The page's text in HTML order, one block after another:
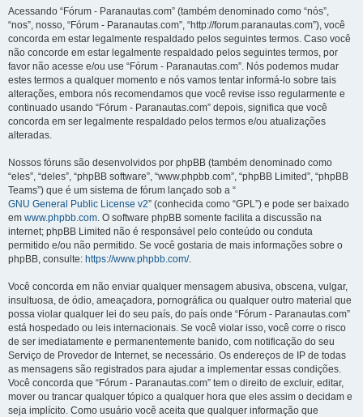
Acessando “Fórum - Paranautas.com” (também denominado como “nós”,
“nos”, nosso, “Fórum - Paranautas.com”, “http://forum.paranautas.com”), você
concorda em estar legalmente respaldado pelos seguintes termos. Caso você
não concorde em estar legalmente respaldado pelos seguintes termos, por
favor não acesse e/ou use “Fórum - Paranautas.com”. Nós podemos mudar
estes termos a qualquer momento e nós vamos tentar informá-lo sobre tais
alterações, embora nós recomendamos que você revise isso regularmente e
continuado usando “Fórum - Paranautas.com” depois, significa que você
concorda em ser legalmente respaldado pelos termos e/ou atualizações
alteradas.
Nossos fóruns são desenvolvidos por phpBB (também denominado como
“eles”, “deles”, “phpBB software”, “www.phpbb.com”, “phpBB Limited”, “phpBB
Teams”) que é um sistema de fórum lançado sob a “
GNU General Public License v2” (conhecida como “GPL”) e pode ser baixado
em www.phpbb.com. O software phpBB somente facilita a discussão na
internet; phpBB Limited não é responsável pelo conteúdo ou conduta
permitido e/ou não permitido. Se você gostaria de mais informações sobre o
phpBB, consulte: https://www.phpbb.com/.
Você concorda em não enviar qualquer mensagem abusiva, obscena, vulgar,
insultuosa, de ódio, ameaçadora, pornográfica ou qualquer outro material que
possa violar qualquer lei do seu país, do país onde “Fórum - Paranautas.com”
está hospedado ou leis internacionais. Se você violar isso, você corre o risco
de ser imediatamente e permanentemente banido, com notificação do seu
Serviço de Provedor de Internet, se necessário. Os endereços de IP de todas
as mensagens são registrados para ajudar a implementar essas condições.
Você concorda que “Fórum - Paranautas.com” tem o direito de excluir, editar,
mover ou trancar qualquer tópico a qualquer hora que eles assim o decidam e
seja implícito. Como usuário você aceita que qualquer informação que